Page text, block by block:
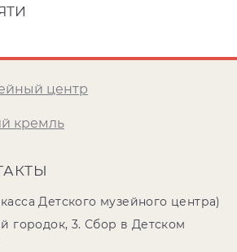
центр
кремль
Детского музейного центра)
городок, 3. Сбор в Детском